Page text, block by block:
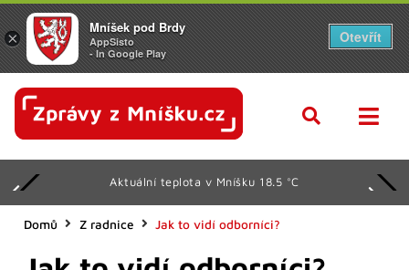
Aktuální teplota v Mníšku 18.5 °C
Domů Z radnice Jak to vidí odborníci?
×
Mníšek pod Brdy
AppSisto
- In Google Play
Otevřít